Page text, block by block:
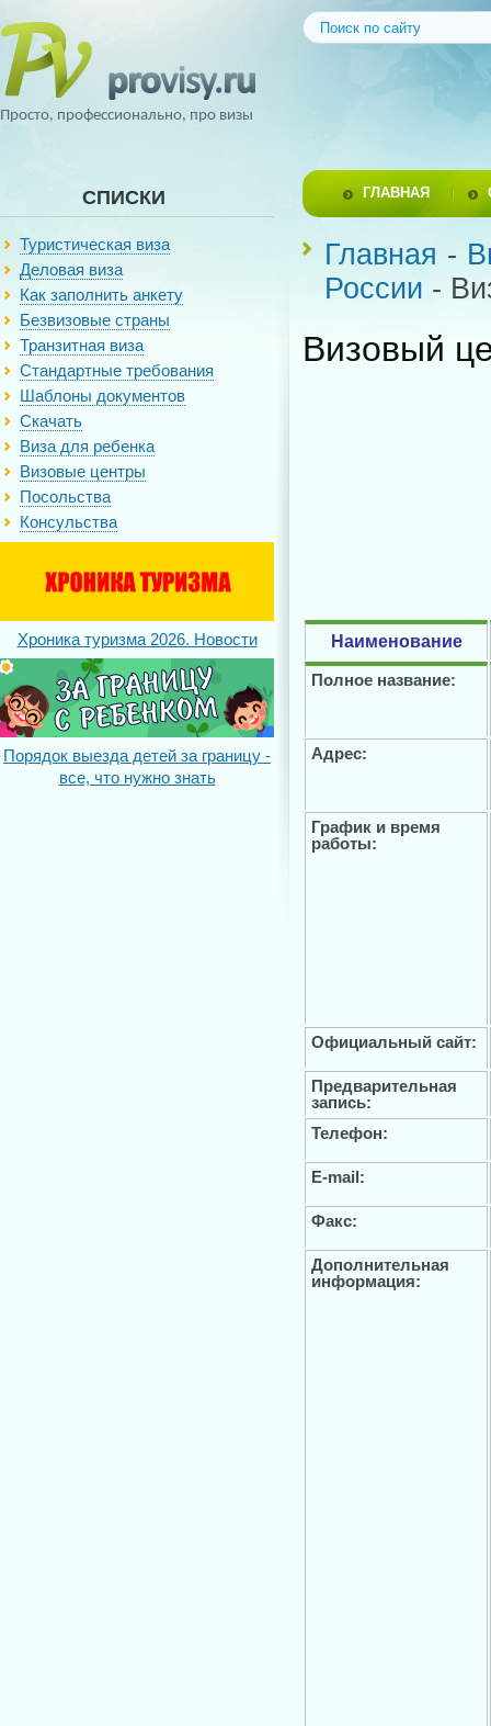
Просто, профессионально, про визы
СПИСКИ
Туристическая виза
Деловая виза
Как заполнить анкету
Безвизовые страны
Транзитная виза
Стандартные требования
Шаблоны документов
Скачать
Виза для ребенка
Визовые центры
Посольства
Консульства
Хроника туризма 2026. Новости
Порядок выезда детей за границу -
все, что нужно знать
ГЛАВНАЯ
Главная -
России -
Визовый
Наименование
Полное название:
Адрес:
График и время
работы:
Официальный сайт:
Предварительная
запись:
Телефон:
E-mail:
Факс:
Дополнительная
информация: